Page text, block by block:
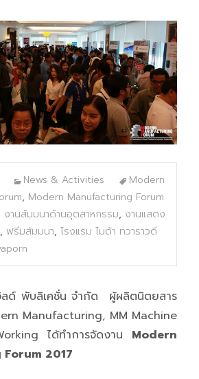
News & Activities
Modern
, Modern Manufacturing Forum
งานสัมมนาด้านอุตสาหกรรม, งานแสดง
, ฟรีมสัมมนา, โรงแรม ไมด้า ทวาราวดี
ลด์ พับลิเคชั่น จำกัด ผู้ผลิตนิตยสาร
Manufacturing, MM Machine
ได้ทำการจัดงาน Modern
2017